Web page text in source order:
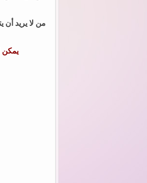
من لا يريد أن
يمكن